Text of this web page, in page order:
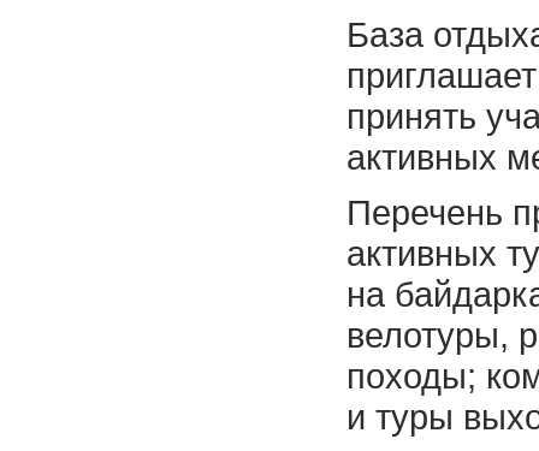
База
принять
активных
Перечень
активных
на
велотуры,
походы;
и туры